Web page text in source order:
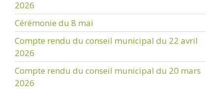
2026
Cérémonie du 8 mai
Compte rendu du conseil municipal du 22 avril
2026
Compte rendu du conseil municipal du 20 mars
2026